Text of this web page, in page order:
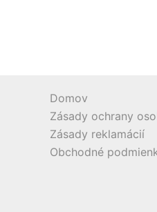
Domov
Zásady ochrany
Zásady reklamácií
Obchodné